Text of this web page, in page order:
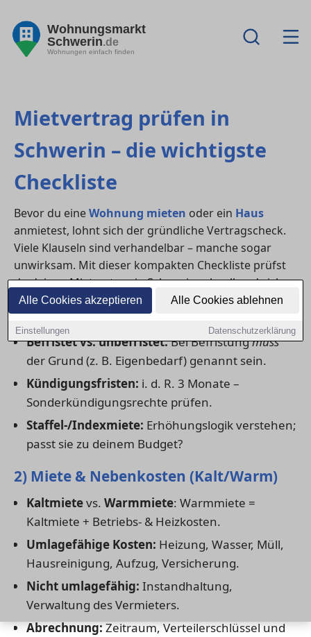
Alle Cookies akzeptieren Alle Cookies ablehnen
Einstellungen Datenschutzerklärung
Wohnungsmarkt
Schwerin.de
Wohnungen einfach finden
Mietvertrag prüfen in
Schwerin – die wichtigste
Checkliste
Bevor du eineWohnung mieten oder ein Haus
anmietest, lohnt sich der gründliche Vertragscheck.
Viele Klauseln sind verhandelbar – manche sogar
unwirksam. Mit dieser kompakten Checkliste prüfst
du deinen Mietvertrag in Schwerin schnell und sicher.
1) Mietdauer & Vertragsart
Befristet vs. unbefristet:Bei Befristungmuss
der Grund (z. B. Eigenbedarf) genannt sein.
Kündigungsfristen: i. d. R. 3 Monate –
Sonderkündigungsrechte prüfen.
Staffel-/Indexmiete: Erhöhungslogik verstehen;
passt sie zu deinem Budget?
2) Miete & Nebenkosten (Kalt/Warm)
Kaltmietevs. Warmmiete: Warmmiete =
Kaltmiete + Betriebs- & Heizkosten.
Umlagefähige Kosten: Heizung, Wasser, Müll,
Hausreinigung, Aufzug, Versicherung.
Nicht umlagefähig: Instandhaltung,
Verwaltung des Vermieters.
Abrechnung:Zeitraum, Verteilerschlüssel und